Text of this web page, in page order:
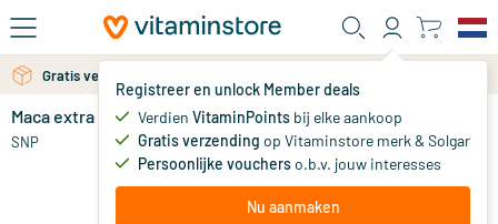
Ga naar de hoofdinhoud
Registreer en unlock Member deals
Verdien VitaminPoints bij elke aankoop
Gratis verzending op Vitaminstore merk & Solgar
Persoonlijke voucherso.b.v. jouw interesses
Nu aanmaken
Gratis verzending vanaf 25 euro
Gratis persoonlijk advies via chat of email
Maca extra forte 9000 mg puur
SNP vanaf 29.